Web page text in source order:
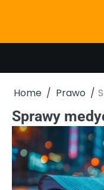
Home Prawo
Sprawy